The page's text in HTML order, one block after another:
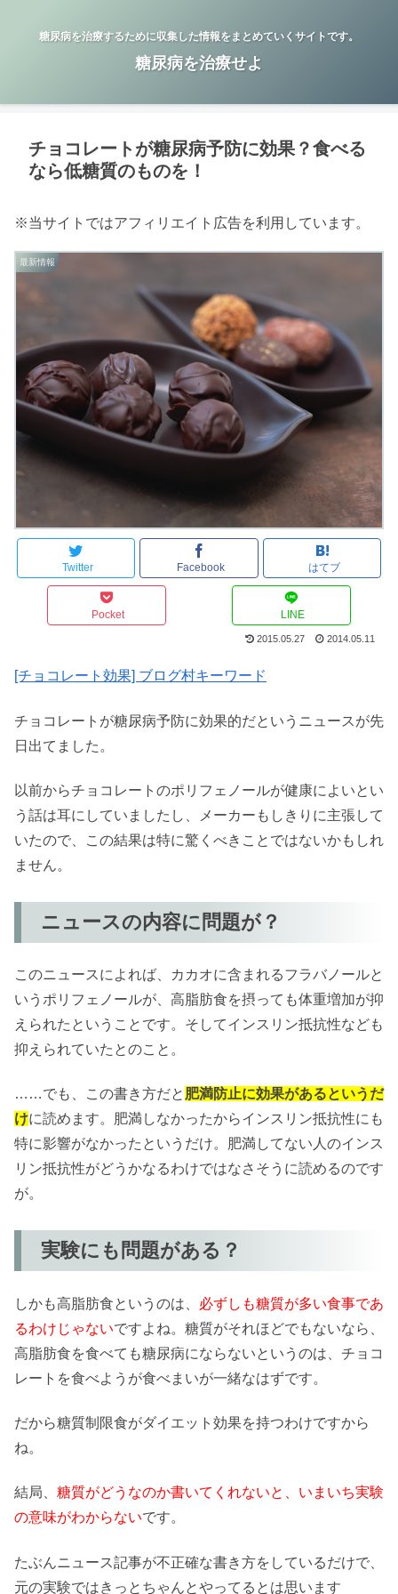
糖尿病を治療するために収集した情報をまとめていくサイトです。
糖尿病を治療せよ
チョコレートが糖尿病予防に効果？食べる
なら低糖質のものを！
※当サイトではアフィリエイト広告を利用しています。
最新情報
Twitter Facebook はてブ
Pocket LINE
2015.05.27 2014.05.11
[チョコレート効果] ブログ村キーワード
チョコレートが糖尿病予防に効果的だというニュースが先
日出てました。
以前からチョコレートのポリフェノールが健康によいとい
う話は耳にしていましたし、メーカーもしきりに主張して
いたので、この結果は特に驚くべきことではないかもしれ
ません。
ニュースの内容に問題が？
このニュースによれば、カカオに含まれるフラバノールと
いうポリフェノールが、高脂肪食を摂っても体重増加が抑
えられたということです。そしてインスリン抵抗性なども
抑えられていたとのこと。
……でも、この書き方だと 肥満防止に効果があるというだ
けに読めます。肥満しなかったからインスリン抵抗性にも
特に影響がなかったというだけ。肥満してない人のインス
リン抵抗性がどうかなるわけではなさそうに読めるのです
が。
実験にも問題がある？
しかも高脂肪食というのは、 必ずしも糖質が多い食事であ
るわけじゃないですよね。糖質がそれほどでもないなら、
高脂肪食を食べても糖尿病にならないというのは、チョコ
レートを食べようが食べまいが一緒なはずです。
だから糖質制限食がダイエット効果を持つわけですから
ね。
結局、 糖質がどうなのか書いてくれないと、いまいち実験
の意味がわからないです。
たぶんニュース記事が不正確な書き方をしているだけで、
元の実験ではきっとちゃんとやってるとは思います